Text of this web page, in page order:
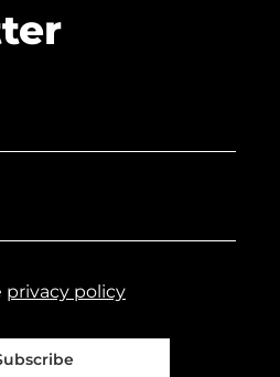
privacy policy